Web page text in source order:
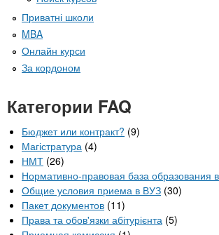
n
t
s
.
i
n
а
л
а
д
в
Приватні школи
MBA
Онлайн курси
За кордоном
Категории FAQ
Бюджет или контракт? (9)
Магістратура (4)
НМТ (26)
Нормативно-правовая база образования
Общие условия приема в ВУЗ (30)
Пакет документов (11)
Права та обов'язки абітурієнта (5)